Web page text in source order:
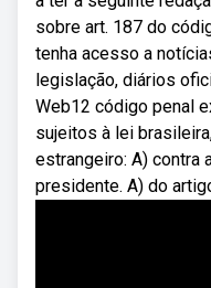
sobre art. 187 do
tenha acesso a
legislação, diários
Web12 código penal
sujeitos à lei
estrangeiro: A) contra
presidente. A) do